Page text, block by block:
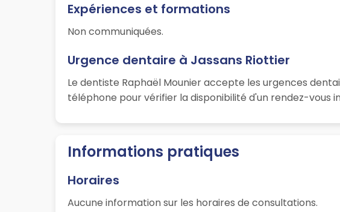
Expériences et formations
Non communiquées.
Urgence dentaire à Jassans Riottier
Le dentiste Raphaël Mounier accepte les urgences
téléphone pour vérifier la disponibilité d'un rendez-vous
Informations pratiques
Horaires
Aucune information sur les horaires de consultations.